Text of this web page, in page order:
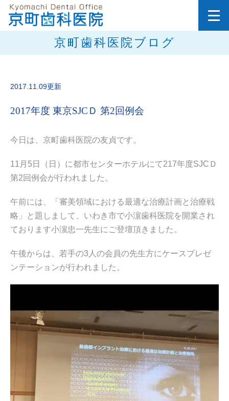
京町歯科医院ブログ
2017.11.09更新
2017年度 東京SJCＤ 第2回例会
今日は、京町歯科医院の友貞です。
11月5日（日）に都市センターホテルにて217年度SJCＤ
第2回例会が行われました。
午前には、「審美領域における最適な治療計画と治療戦
略」と題しまして、いわき市で小濵歯科医院を開業され
ております小濵忠一先生にご登壇頂きました。
午後からは、若手の3人の会員の先生方にケースプレゼ
ンテーションが行われました。